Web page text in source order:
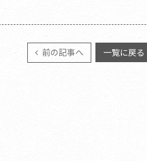
前の記事へ 一覧に戻る